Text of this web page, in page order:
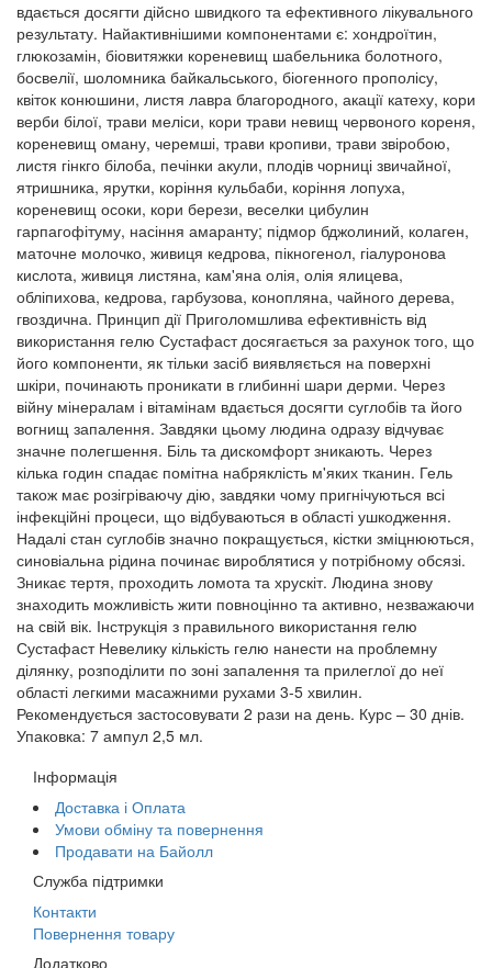
вдається досягти дійсно швидкого та ефективного лікувального
результату. Найактивнішими компонентами є: хондроїтин,
глюкозамін, біовитяжки кореневищ шабельника болотного,
босвелії, шоломника байкальського, біогенного прополісу,
квіток конюшини, листя лавра благородного, акації катеху, кори
верби білої, трави меліси, кори трави невищ червоного кореня,
кореневищ оману, черемші, трави кропиви, трави звіробою,
листя гінкго білоба, печінки акули, плодів чорниці звичайної,
ятришника, ярутки, коріння кульбаби, коріння лопуха,
кореневищ осоки, кори берези, веселки цибулин
гарпагофітуму, насіння амаранту; підмор бджолиний, колаген,
маточне молочко, живиця кедрова, пікногенол, гіалуронова
кислота, живиця листяна, кам'яна олія, олія ялицева,
обліпихова, кедрова, гарбузова, конопляна, чайного дерева,
гвоздична. Принцип дії Приголомшлива ефективність від
використання гелю Сустафаст досягається за рахунок того, що
його компоненти, як тільки засіб виявляється на поверхні
шкіри, починають проникати в глибинні шари дерми. Через
війну мінералам і вітамінам вдається досягти суглобів та його
вогнищ запалення. Завдяки цьому людина одразу відчуває
значне полегшення. Біль та дискомфорт зникають. Через
кілька годин спадає помітна набряклість м'яких тканин. Гель
також має розігріваючу дію, завдяки чому пригнічуються всі
інфекційні процеси, що відбуваються в області ушкодження.
Надалі стан суглобів значно покращується, кістки зміцнюються,
синовіальна рідина починає вироблятися у потрібному обсязі.
Зникає тертя, проходить ломота та хрускіт. Людина знову
знаходить можливість жити повноцінно та активно, незважаючи
на свій вік. Інструкція з правильного використання гелю
Сустафаст Невелику кількість гелю нанести на проблемну
ділянку, розподілити по зоні запалення та прилеглої до неї
області легкими масажними рухами 3-5 хвилин.
Рекомендується застосовувати 2 рази на день. Курс – 30 днів.
Упаковка: 7 ампул 2,5 мл.
Інформація
Доставка і Оплата
Умови обміну та повернення
Продавати на Байолл
Служба підтримки
Контакти
Повернення товару
Додатково